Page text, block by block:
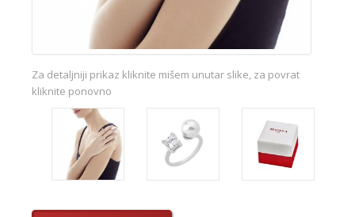
Za detaljniji prikaz kliknite mišem unutar slike, za povrat
kliknite ponovno